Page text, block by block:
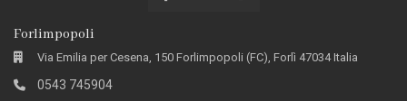
Forlimpopoli
Via Emilia per Cesena, 150 Forlimpopoli (FC), Forlì 47034 Italia
0543 745904